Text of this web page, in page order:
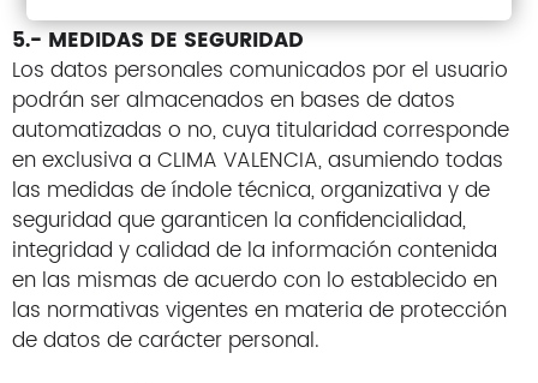
5.- MEDIDAS DE SEGURIDAD
Los datos personales comunicados por el usuario
podrán ser almacenados en bases de datos
automatizadas o no, cuya titularidad corresponde
en exclusiva a CLIMA VALENCIA, asumiendo todas
las medidas de índole técnica, organizativa y de
seguridad que garanticen la confidencialidad,
integridad y calidad de la información contenida
en las mismas de acuerdo con lo establecido en
las normativas vigentes en materia de protección
de datos de carácter personal.